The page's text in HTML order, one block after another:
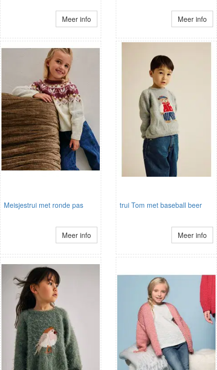
Meer info Meer info
Meisjestrui met ronde pas
Meer info
trui Tom met baseball beer
Meer info